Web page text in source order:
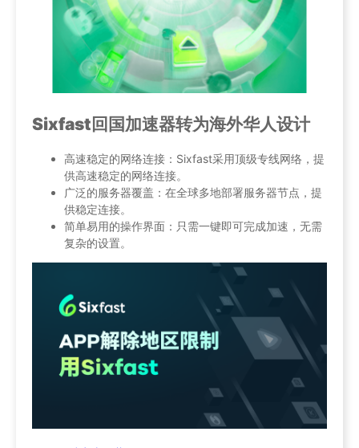
Sixfast回国加速器转为海外华人设计
高速稳定的网络连接：Sixfast采用顶级专线网络，提
供高速稳定的网络连接。
广泛的服务器覆盖：在全球多地部署服务器节点，提
供稳定连接。
简单易用的操作界面：只需一键即可完成加速，无需
复杂的设置。